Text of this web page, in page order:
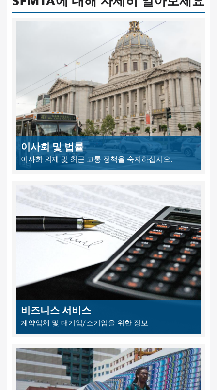
이사회 및 법률
이사회 의제 및 최근 교통 정책을 숙지하십시오.
비즈니스 서비스
계약업체 및 대기업/소기업을 위한 정보